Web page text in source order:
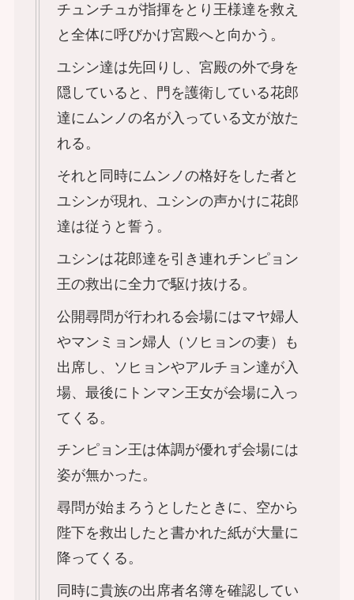
チュンチュが指揮をとり王様達を救え
と全体に呼びかけ宮殿へと向かう。
ユシン達は先回りし、宮殿の外で身を
隠していると、門を護衛している花郎
達にムンノの名が入っている文が放た
れる。
それと同時にムンノの格好をした者と
ユシンが現れ、ユシンの声かけに花郎
達は従うと誓う。
ユシンは花郎達を引き連れチンピョン
王の救出に全力で駆け抜ける。
公開尋問が行われる会場にはマヤ婦人
やマンミョン婦人（ソヒョンの妻）も
出席し、ソヒョンやアルチョン達が入
場、最後にトンマン王女が会場に入っ
てくる。
チンピョン王は体調が優れず会場には
姿が無かった。
尋問が始まろうとしたときに、空から
陛下を救出したと書かれた紙が大量に
降ってくる。
同時に貴族の出席者名簿を確認してい